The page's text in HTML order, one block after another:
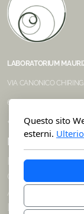
LABORATORIUM
VIA CANONICO
6500 BELLINZONA
+41 78 618 30 65
Menu principale
Home
Galleria
Architettura
Decoratore
Questo sito
esterni.